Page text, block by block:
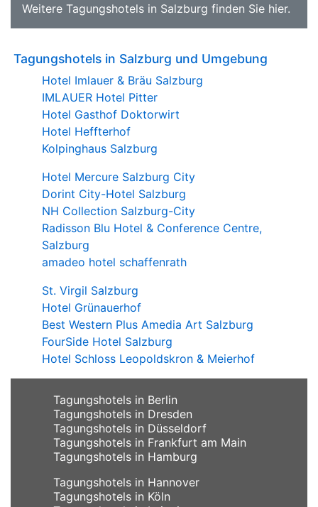
Weitere Tagungshotels in Salzburg finden Sie hier.
Tagungshotels in Salzburg und Umgebung
Hotel Imlauer & Bräu Salzburg
IMLAUER Hotel Pitter
Hotel Gasthof Doktorwirt
Hotel Heffterhof
Kolpinghaus Salzburg
Hotel Mercure Salzburg City
Dorint City-Hotel Salzburg
NH Collection Salzburg-City
Radisson Blu Hotel & Conference Centre,
Salzburg
amadeo hotel schaffenrath
St. Virgil Salzburg
Hotel Grünauerhof
Best Western Plus Amedia Art Salzburg
FourSide Hotel Salzburg
Hotel Schloss Leopoldskron & Meierhof
Tagungshotels in Berlin
Tagungshotels in Dresden
Tagungshotels in Düsseldorf
Tagungshotels in Frankfurt am Main
Tagungshotels in Hamburg
Tagungshotels in Hannover
Tagungshotels in Köln